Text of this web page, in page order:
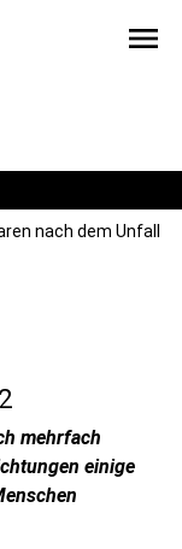
menu
nach dem Unfall
mehrfach
einige